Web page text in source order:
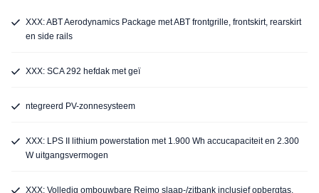
XXX: ABT Aerodynamics Package met ABT frontgrille, frontskirt, rearskirt
en side rails
XXX: SCA 292 hefdak met geï
ntegreerd PV-zonnesysteem
XXX: LPS II lithium powerstation met 1.900 Wh accucapaciteit en 2.300
W uitgangsvermogen
XXX: Volledig ombouwbare Reimo slaap-/zitbank inclusief opbergtas,